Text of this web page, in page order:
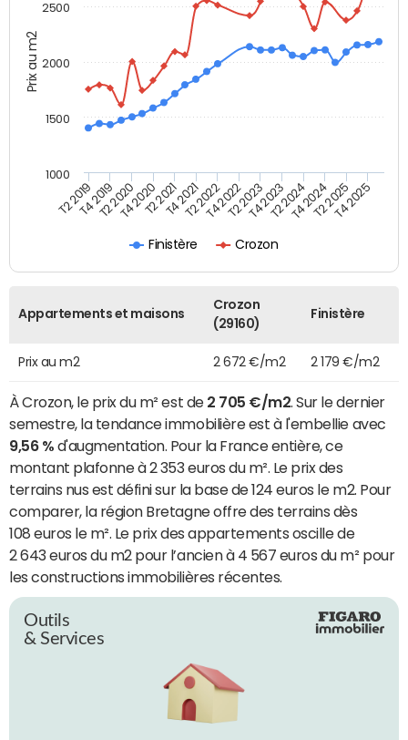
Prix au m2
Finistère Crozon
T2 2019T4 2019T2 2020T4 2020T2 2021T4 2021T2 2022T4 2022T2 2023T4 2023T2 2024T4 2024T2 2025T4 2025
1000
1500
2000
2500
Appartements et maisons
Crozon
(29160)
Finistère
Prix au m2 2 672 €/m2 2 179 €/m2
À Crozon, le prix du m² est de 2 705 €/m2 . Sur le dernier
semestre, la tendance immobilière est à l'embellie avec
9,56 % d'augmentation. Pour la France entière, ce
montant plafonne à 2 353 euros du m². Le prix des
terrains nus est défini sur la base de 124 euros le m2. Pour
comparer, la région Bretagne offre des terrains dès
108 euros le m². Le prix des appartements oscille de
2 643 euros du m2 pour l’ancien à 4 567 euros du m² pour
les constructions immobilières récentes.
Outils
& Services